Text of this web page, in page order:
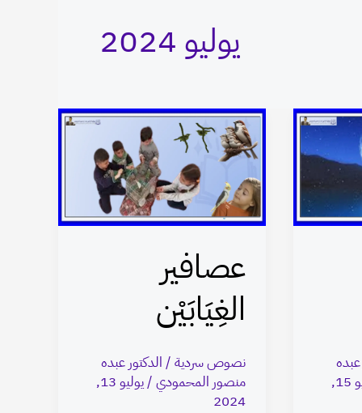
يوليو 2024
عبده
يوليو 15,
عصافير
الغِيَابَيْن
نصوص سردية / الدكتور عبده
منصور المحمودي /
يوليو 13,
2024
عصافير
الغِيَابَيْن